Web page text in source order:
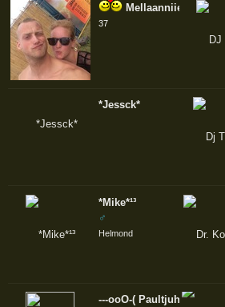
Mellaanniiee
37
*Jessck*
*Mike*¹³
♂
Helmond
---ooO-( Paultjuh )-Ooo---